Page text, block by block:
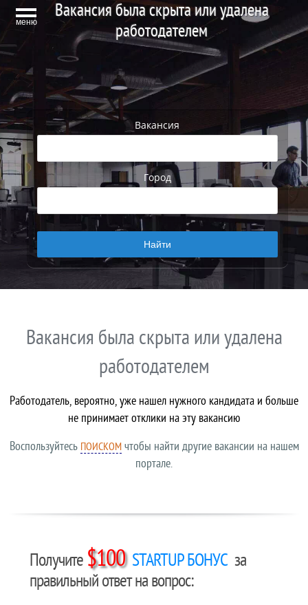
меню
Вакансия была скрыта или удалена
работодателем
Вакансия
Город
Вакансия была скрыта или удалена
работодателем
Работодатель, вероятно, уже нашел нужного кандидата и больше
не принимает отклики на эту вакансию
Воспользуйтесь ПОИСКОМчтобы найти другие вакансии на нашем
портале.
Получите $100 STARTUP БОНУС за
правильный ответ на вопрос: